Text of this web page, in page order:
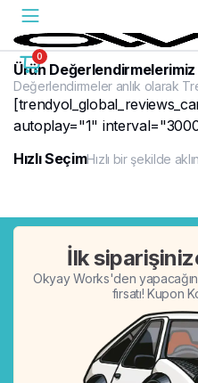
0
Ürün Değerlendirmelerimiz
Değerlendirmeler anlık olarak
autoplay="1"
Hızlı SeçimHızlı bir şekilde
İlk
Okyay Works'den
fırsatı! Kupon